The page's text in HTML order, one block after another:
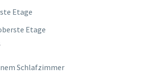
Etage
Etage
Schlafzimmer